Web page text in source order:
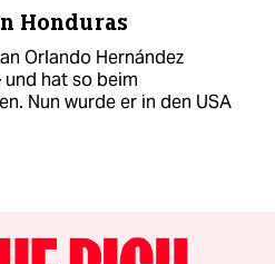
Honduras
Orlando Hernández
und hat so beim
Nun wurde er in den USA